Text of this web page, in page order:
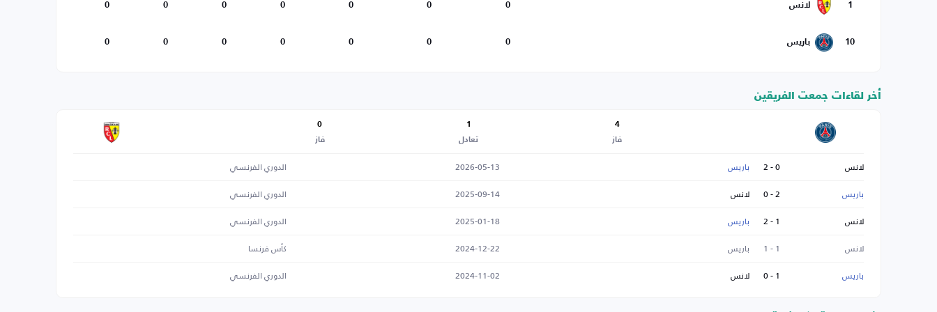
1 لانس 0
0
0
0
0
0
0
10 باريس 0
0
0
0
0
0
0
أخر لقاءات جمعت الفريقين
4
فاز
1
تعادل
0
فاز
لانس 0 - 2 باريس 2026-05-13
الدوري الفرنسي
باريس
2 - 0 لانس 2025-09-14
الدوري الفرنسي
لانس
1 - 2 باريس 2025-01-18
الدوري الفرنسي
لانس
1 - 1 باريس 2024-12-22
كأس فرنسا
باريس
1 - 0 لانس 2024-11-02 الدوري الفرنسي